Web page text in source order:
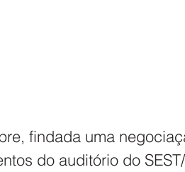
findada uma
do auditório do